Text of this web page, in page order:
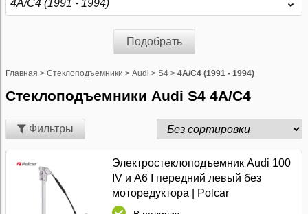
4A/C4 (1991 - 1994)
Подобрать
Главная > Стеклоподъемники > Audi > S4 > 4A/C4 (1991 - 1994)
Стеклоподъемники Audi S4 4A/C4
Фильтры
Электростеклоподъемник Audi 100
IV и A6 I передний левый без
моторедуктора | Polcar